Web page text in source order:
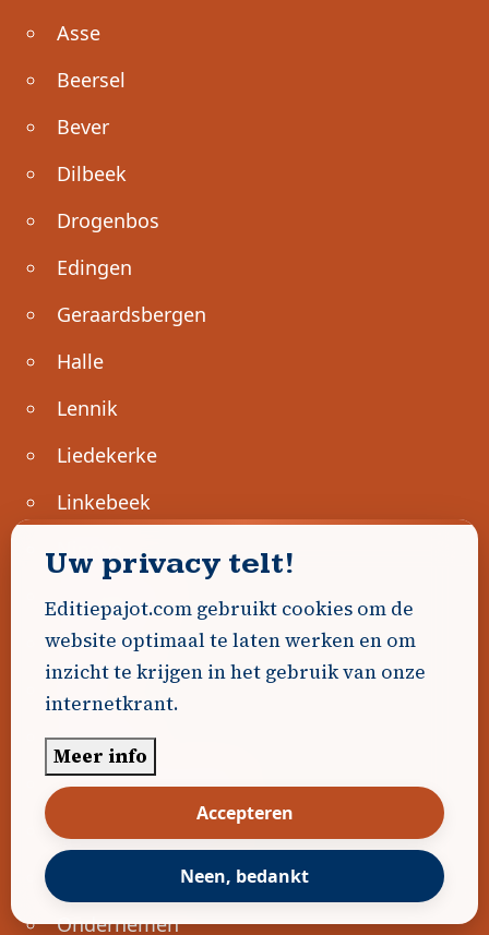
Asse
Beersel
Bever
Dilbeek
Drogenbos
Edingen
Geraardsbergen
Halle
Lennik
Liedekerke
Linkebeek
Ninove
Pajottegem
Pepingen
Roosdaal
Sint-Genesius-Rode
Sint-Pieters-Leeuw
Ondernemen
Uw privacy telt!
Editiepajot.com gebruikt cookies om de
website optimaal te laten werken en om
inzicht te krijgen in het gebruik van onze
internetkrant.
Meer info
Accepteren
Neen, bedankt